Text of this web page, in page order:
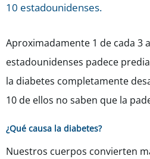
10 estadounidenses.
Aproximadamente 1 de cada 3
estadounidenses padece
la diabetes completamente
10 de ellos no saben que la
¿Qué causa la diabetes?
Nuestros cuerpos convierten